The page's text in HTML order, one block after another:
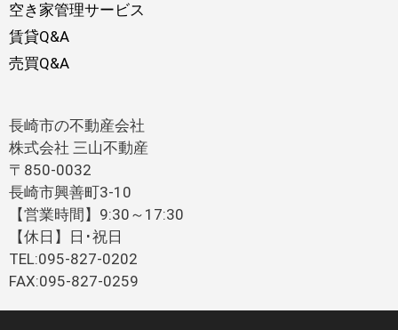
空き家管理サービス
賃貸Q&A
売買Q&A
長崎市の不動産会社
株式会社 三山不動産
〒850-0032
長崎市興善町3-10
【営業時間】9:30～17:30
【休日】日･祝日
TEL:095-827-0202
FAX:095-827-0259